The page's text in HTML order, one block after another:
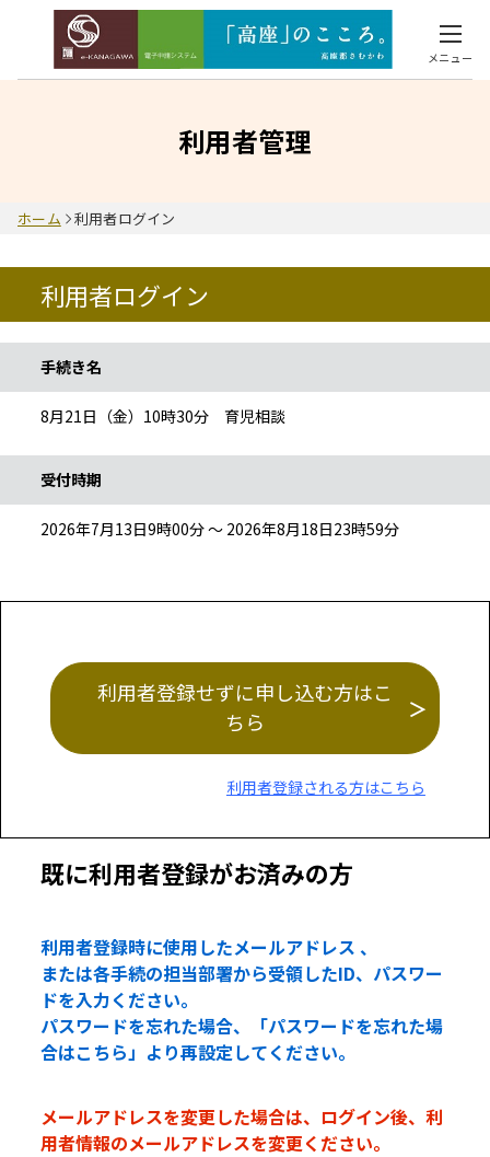
メニュー
利用者管理
ホーム 利用者ログイン
利用者ログイン
手続き名
8月21日（金）10時30分 育児相談
受付時期
2026年7月13日9時00分 ～ 2026年8月18日23時59分
利用者登録せずに申し込む方はこ
ちら
利用者登録される方はこちら
既に利用者登録がお済みの方
利用者登録時に使用したメールアドレス 、
または各手続の担当部署から受領したID、パスワー
ドを入力ください。
パスワードを忘れた場合、「パスワードを忘れた場
合はこちら」より再設定してください。
メールアドレスを変更した場合は、ログイン後、利
用者情報のメールアドレスを変更ください。